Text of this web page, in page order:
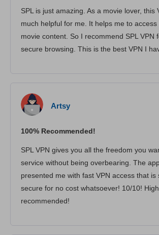
Потребителска
SPL is just amazing. As a movie lover, this
much helpful for me. It helps me to access
movie content. So I recommend SPL VPN
secure browsing. This is the best VPN I
Artsy
100% Recommended!
SPL VPN gives you all the freedom you
service without being overbearing. The
presented me with fast VPN access that is
secure for no cost whatsoever! 10/10!
recommended!